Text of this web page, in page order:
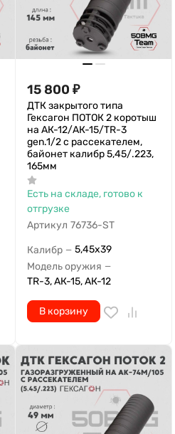
15 800 ₽
ДТК закрытого типа
Гексагон ПОТОК 2 коротыш
на АК-12/АК-15/TR-3
gen.1/2 с рассекателем,
байонет калибр 5,45/.223,
165мм
Есть на складе, готово к
отгрузке
Артикул 76736-ST
Калибр — 5,45х39
Модель оружия —
TR-3, АК-15, АК-12
В корзину